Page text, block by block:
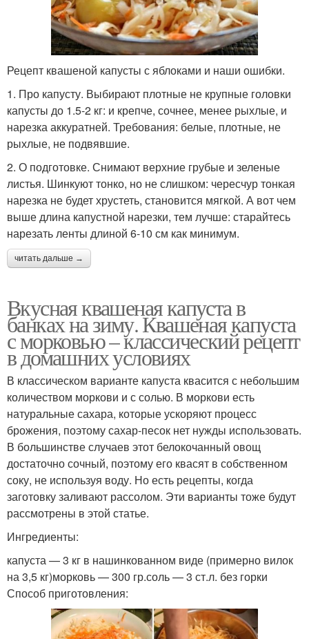
Рецепт квашеной капусты с яблоками и наши ошибки.
1. Про капусту. Выбирают плотные не крупные головки
капусты до 1.5-2 кг: и крепче, сочнее, менее рыхлые, и
нарезка аккуратней. Требования: белые, плотные, не
рыхлые, не подвявшие.
2. О подготовке. Снимают верхние грубые и зеленые
листья. Шинкуют тонко, но не слишком: чересчур тонкая
нарезка не будет хрустеть, становится мягкой. А вот чем
выше длина капустной нарезки, тем лучше: старайтесь
нарезать ленты длиной 6-10 см как минимум.
читать дальше →
Вкусная квашеная капуста в
банках на зиму. Квашеная капуста
с морковью – классический рецепт
в домашних условиях
В классическом варианте капуста квасится с небольшим
количеством моркови и с солью. В моркови есть
натуральные сахара, которые ускоряют процесс
брожения, поэтому сахар-песок нет нужды использовать.
В большинстве случаев этот белокочанный овощ
достаточно сочный, поэтому его квасят в собственном
соку, не используя воду. Но есть рецепты, когда
заготовку заливают рассолом. Эти варианты тоже будут
рассмотрены в этой статье.
Ингредиенты:
капуста — 3 кг в нашинкованном виде (примерно вилок
на 3,5 кг)морковь — 300 гр.соль — 3 ст.л. без горки
Способ приготовления: